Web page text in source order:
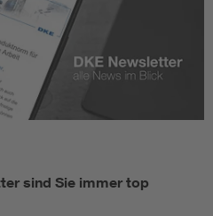
sind Sie immer top